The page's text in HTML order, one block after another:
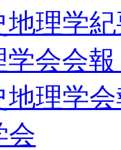
地理学
学会会
地理学
会